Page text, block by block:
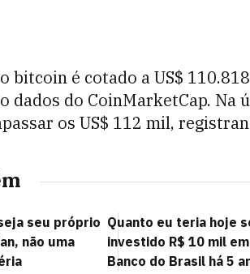
bitcoin é cotado a US$
dados do CoinMarketCap.
os US$ 112 mil,
seu próprio
não uma
Quanto eu teria hoje
investido R$ 10 mil
Banco do Brasil há 5